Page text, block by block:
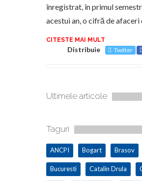
înregistrat, în primul
acestui an, o cifră de afaceri
CITESTE MAI MULT
Distribuie Twitter
Ultimele articole
Taguri
ANCPI Bogart Brasov
Bucuresti Catalin Drula